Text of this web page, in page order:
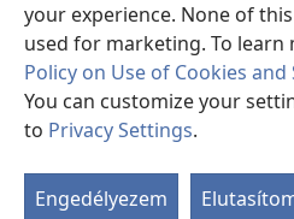
your experience. None of
used for marketing. To learn
Policy on Use of Cookies
You can customize your
to Privacy Settings.
Engedélyezem
szívvel szolgáljátok Jehovát.
hiábavalóságokat l követni,
haszna, m és nem tudnak
hiábavalóságok azok.
22
népét n az ő nagy nevéért
elhatározta, hogy a népévé
Számomra pedig